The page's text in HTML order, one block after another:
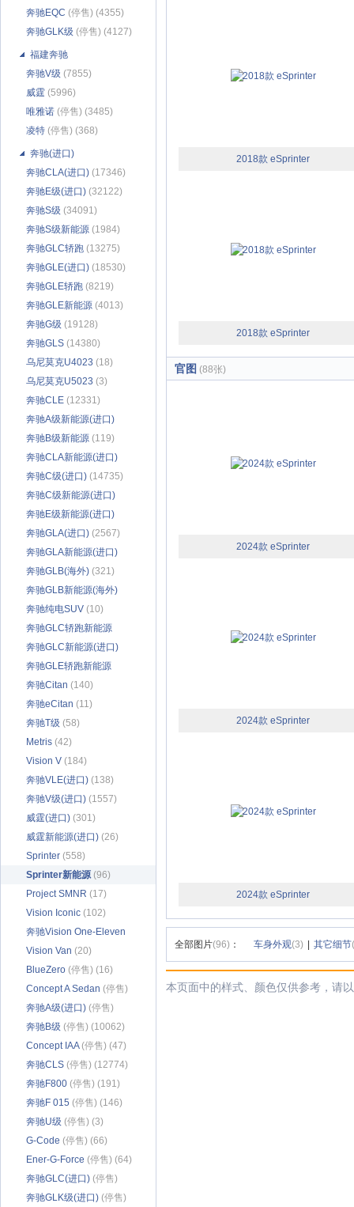
奔驰EQC (停售) (4355)
奔驰GLK级 (停售) (4127)
福建奔驰
奔驰V级 (7855)
威霆 (5996)
唯雅诺 (停售) (3485)
凌特 (停售) (368)
奔驰(进口)
奔驰CLA(进口) (17346)
奔驰E级(进口) (32122)
奔驰S级 (34091)
奔驰S级新能源 (1984)
奔驰GLC轿跑 (13275)
奔驰GLE(进口) (18530)
奔驰GLE轿跑 (8219)
奔驰GLE新能源 (4013)
奔驰G级 (19128)
奔驰GLS (14380)
乌尼莫克U4023 (18)
乌尼莫克U5023 (3)
奔驰CLE (12331)
奔驰A级新能源(进口)
(142)
奔驰B级新能源 (119)
奔驰CLA新能源(进口)
(312)
奔驰C级(进口) (14735)
奔驰C级新能源(进口)
(338)
奔驰E级新能源(进口)
(1175)
奔驰GLA(进口) (2567)
奔驰GLA新能源(进口)
(66)
奔驰GLB(海外) (321)
奔驰GLB新能源(海外)
(51)
奔驰纯电SUV (10)
奔驰GLC轿跑新能源
(180)
奔驰GLC新能源(进口)
(735)
奔驰GLE轿跑新能源
(1536)
奔驰Citan (140)
奔驰eCitan (11)
奔驰T级 (58)
Metris (42)
Vision V (184)
奔驰VLE(进口) (138)
奔驰V级(进口) (1557)
威霆(进口) (301)
威霆新能源(进口) (26)
Sprinter (558)
Sprinter新能源 (96)
Project SMNR (17)
Vision Iconic (102)
奔驰Vision One-Eleven
(127)
Vision Van (20)
BlueZero (停售) (16)
Concept A Sedan (停售)
(69)
奔驰A级(进口) (停售)
(10567)
奔驰B级 (停售) (10062)
Concept IAA(停售) (47)
奔驰CLS (停售) (12774)
奔驰F800 (停售) (191)
奔驰F 015 (停售) (146)
奔驰U级 (停售) (3)
G-Code (停售) (66)
Ener-G-Force (停售) (64)
奔驰GLC(进口) (停售)
(861)
奔驰GLK级(进口) (停售)
2018款 eSprinter
2018款 eSprinter
官图 (88张)
2024款 eSprinter
2024款 eSprinter
2024款 eSprinter
全部图片(96) ： 车身外观(3) 其它细节
本页面中的样式、颜色仅供参考，请